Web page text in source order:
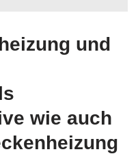
und
wie auch